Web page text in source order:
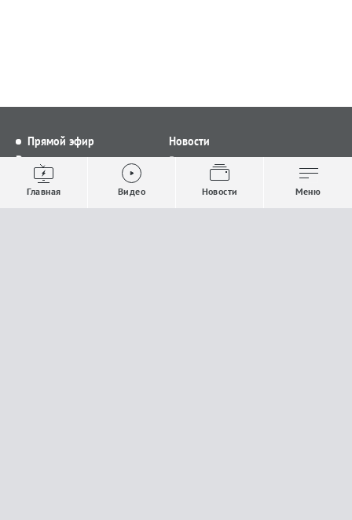
Прямой эфир
Видео
Выпуски новостей
Проекты
Новости
Все новости
Общество
Строительство и ЖКХ
Главная Видео Новости Меню